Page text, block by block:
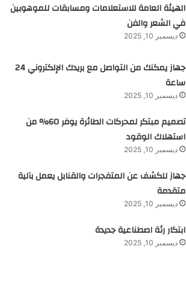
الهيئة العامة للاستعلامات ومسابقات للموهوبين
في الشعر والفن
ديسمبر 10, 2025
جهاز يمكنك من التواصل مع بريدك الإلكتروني 24
ساعة
ديسمبر 10, 2025
تصميم مبتكر لمحركات الطائرة يوفر 60% من
استهلاك الوقود
ديسمبر 10, 2025
جهاز للكشف عن المتفجرات والقنابل يعمل بآلية
متقدمة
ديسمبر 10, 2025
ابتكار رئة اصطناعية جديدة
ديسمبر 10, 2025